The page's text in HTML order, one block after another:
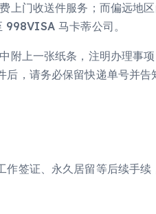
上门收送件服务；而偏远地
998VISA 马卡蒂公司。
附上一张纸条，注明办理事
，请务必保留快递单号并告
签证、永久居留等后续手